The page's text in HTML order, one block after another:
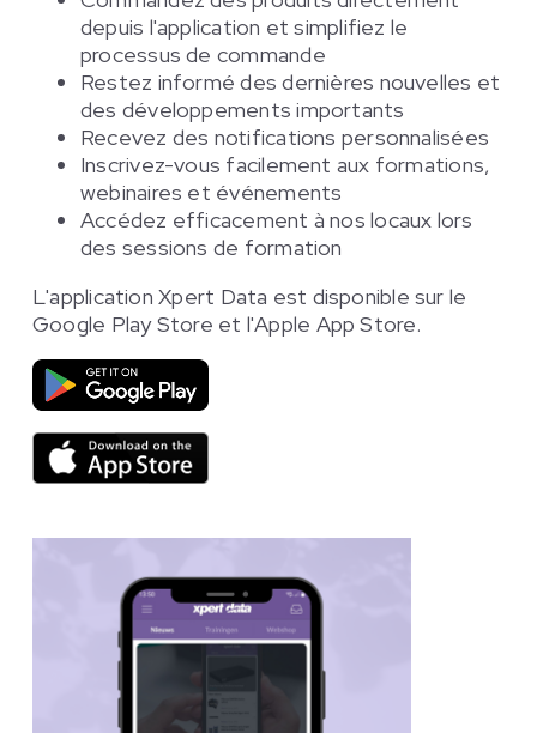
depuis l'application et simplifiez le
processus de commande
Restez informé des dernières nouvelles et
des développements importants
Recevez des notifications personnalisées
Inscrivez-vous facilement aux formations,
webinaires et événements
Accédez efficacement à nos locaux lors
des sessions de formation
L'application Xpert Data est disponible sur le
Google Play Store et l'Apple App Store.